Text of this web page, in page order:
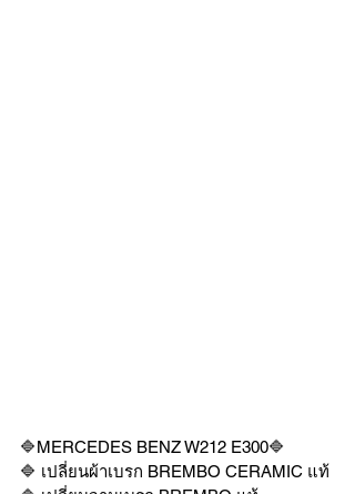
🔷MERCEDES BENZ W212 E300🔷
🔷 เปลี่ยนผ้าเบรก BREMBO CERAMIC แท้